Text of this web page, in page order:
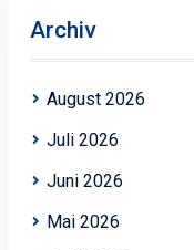
Archiv
August 2026
Juli 2026
Juni 2026
Mai 2026